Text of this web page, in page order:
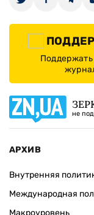
не
АРХИВ
Внутренняя
Международная
Макроуровень